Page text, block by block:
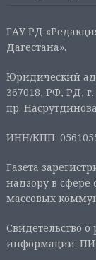
ГАУ РД
Дагестана».
Юридический
367018, РФ, РД,
пр.
ИНН/КПП:
Газета
надзору в
массовых
Свидетельство о
информации: ПИ